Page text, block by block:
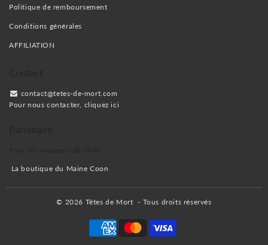
Politique de remboursement
Conditions générales
AFFILIATION
contact@tetes-de-mort.com
Pour nous contacter, cliquez ici
La boutique du Maine Coon
© 2026 Têtes de Mort - Tous droits réservés